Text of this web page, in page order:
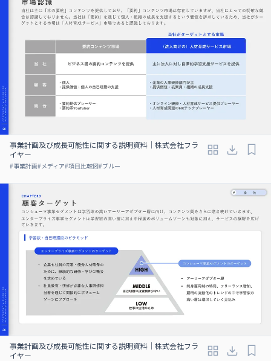
事業計画及び成⻑可能性に関する説明資料｜株式会社フラ
イヤー
#事業計画#メディア#項目比較図#ブルー
事業計画及び成⻑可能性に関する説明資料｜株式会社フラ
イヤー